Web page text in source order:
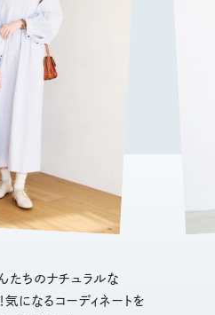
たちのナチュラルな
になるコーディネートを